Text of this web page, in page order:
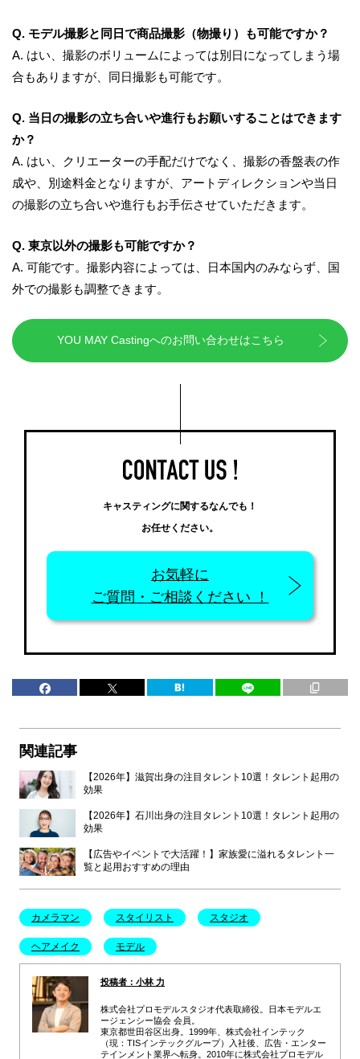
Q. モデル撮影と同日で商品撮影（物撮り）も可能ですか？
A. はい、撮影のボリュームによっては別日になってしまう場
合もありますが、同日撮影も可能です。
Q. 当日の撮影の立ち合いや進行もお願いすることはできます
か？
A. はい、クリエーターの手配だけでなく、撮影の香盤表の作
成や、別途料金となりますが、アートディレクションや当日
の撮影の立ち合いや進行もお手伝させていただきます。
Q. 東京以外の撮影も可能ですか？
A. 可能です。撮影内容によっては、日本国内のみならず、国
外での撮影も調整できます。
YOU MAY Castingへのお問い合わせはこちら
キャスティングに関するなんでも！
お任せください。
お気軽に
ご質問・ご相談ください ！
関連記事
【2026年】滋賀出身の注目タレント10選！タレント起用の
効果
【2026年】石川出身の注目タレント10選！タレント起用の
効果
【広告やイベントで大活躍！】家族愛に溢れるタレント一
覧と起用おすすめの理由
カメラマン スタイリスト スタジオ
ヘアメイク モデル
投稿者：小林 力
株式会社プロモデルスタジオ代表取締役。日本モデルエ
ージェンシー協会 会員。
東京都世田谷区出身。1999年、株式会社インテック
（現：TISインテックグループ）入社後、広告・エンター
テインメント業界へ転身。2010年に株式会社プロモデル